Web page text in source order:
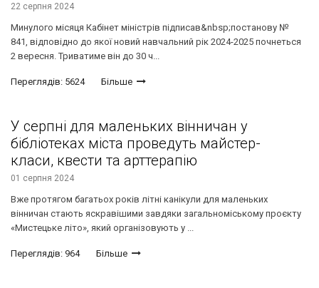
22 серпня 2024
Минулого місяця Кабінет міністрів підписав&nbsp;постанову №
841, відповідно до якої новий навчальний рік 2024-2025 почнеться
2 вересня. Триватиме він до 30 ч...
Переглядів: 5624 Більше
У серпні для маленьких вінничан у
бібліотеках міста проведуть майстер-
класи, квести та арттерапію
01 серпня 2024
Вже протягом багатьох років літні канікули для маленьких
вінничан стають яскравішими завдяки загальноміському проєкту
«Мистецьке літо», який організовують у ...
Переглядів: 964 Більше